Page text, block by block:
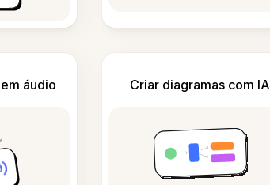
áudio Criar diagramas com IA